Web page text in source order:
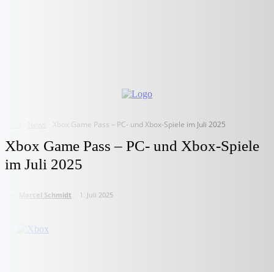
Xbox Game Pass – PC- und Xbox-Spiele im Juli 2025
Xbox Game Pass – PC- und Xbox-Spiele
im Juli 2025
Marcel Schmidt 1. Juli 2025